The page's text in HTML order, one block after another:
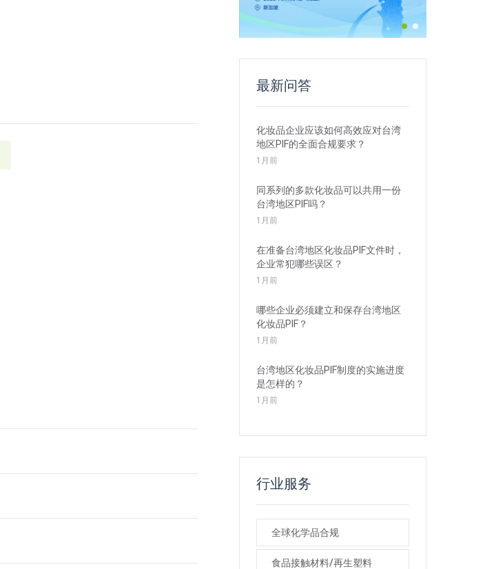
最新问答
化妆品企业应该如何高效应对台湾
地区PIF的全面合规要求？
1月前
同系列的多款化妆品可以共用一份
台湾地区PIF吗？
1月前
在准备台湾地区化妆品PIF文件时，
企业常犯哪些误区？
1月前
哪些企业必须建立和保存台湾地区
化妆品PIF？
1月前
台湾地区化妆品PIF制度的实施进度
是怎样的？
1月前
行业服务
全球化学品合规
食品接触材料/再生塑料